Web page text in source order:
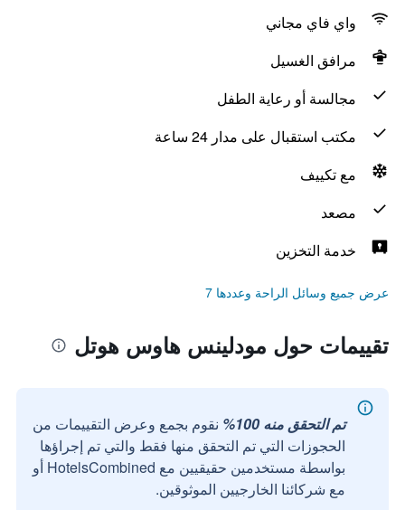
واي فاي مجاني
مرافق الغسيل
مجالسة أو رعاية الطفل
مكتب استقبال على مدار 24 ساعة
مع تكييف
مصعد
خدمة التخزين
عرض جميع وسائل الراحة وعددها 7
تقييمات حول مودلينس هاوس هوتل
تم التحقق منه 100%
نقوم بجمع وعرض التقييمات من
الحجوزات التي تم التحقق منها فقط والتي تم إجراؤها
بواسطة مستخدمين حقيقيين مع HotelsCombined أو
مع شركائنا الخارجيين الموثوقين.